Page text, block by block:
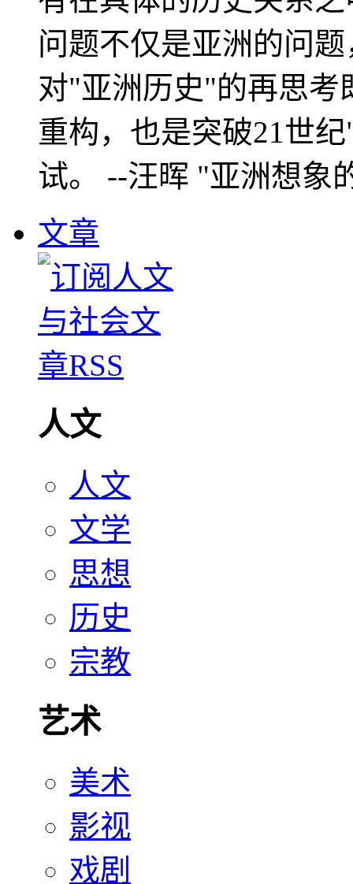
问题不仅是亚洲的问
对"亚洲历史"的再思考
重构，也是突破21世
试。 --汪晖 "亚洲想象
文章
人文
人文
文学
思想
历史
宗教
艺术
美术
影视
戏剧